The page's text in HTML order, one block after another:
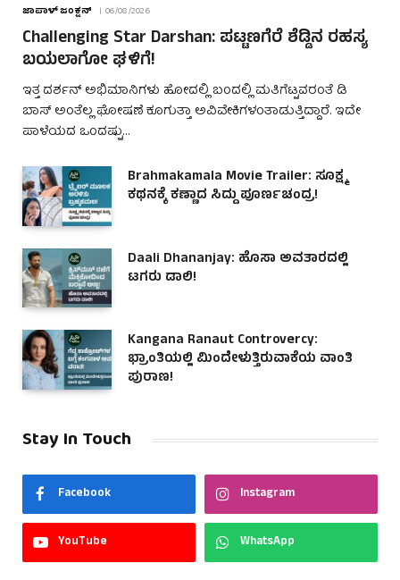
ಜಾಪಾಳ್ ಜಂಕ್ಷನ್ 06/08/2026
Challenging Star Darshan: ಪಟ್ಟಣಗೆರೆ ಶೆಡ್ಡಿನ ರಹಸ್ಯ
ಬಯಲಾಗೋ ಘಳಿಗೆ!
ಇತ್ತ ದರ್ಶನ್ ಅಭಿಮಾನಿಗಳು ಹೋದಲ್ಲಿ ಬಂದಲ್ಲಿ ಮತಿಗೆಟ್ಟವರಂತೆ ಡಿ
ಬಾಸ್ ಅಂತೆಲ್ಲ ಘೋಷಣೆ ಕೂಗುತ್ತಾ ಅವಿವೇಕಿಗಳಂತಾಡುತ್ತಿದ್ದಾರೆ. ಇದೇ
ಪಾಳೆಯದ ಒಂದಷ್ಟು…
Brahmakamala Movie Trailer: ಸೂಕ್ಷ್ಮ
ಕಥನಕ್ಕೆ ಕಣ್ಣಾದ ಸಿದ್ದು ಪೂರ್ಣಚಂದ್ರ!
Daali Dhananjay: ಹೊಸಾ ಅವತಾರದಲ್ಲಿ
ಟಗರು ಡಾಲಿ!
Kangana Ranaut Controvercy:
ಭ್ರಾಂತಿಯಲ್ಲಿ ಮಿಂದೇಳುತ್ತಿರುವಾಕೆಯ ವಾಂತಿ
ಪುರಾಣ!
Stay In Touch
Facebook Instagram
YouTube WhatsApp